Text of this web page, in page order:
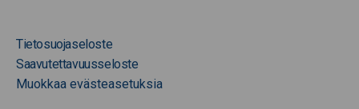
Tietosuojaseloste
Saavutettavuusseloste
Muokkaa evästeasetuksia